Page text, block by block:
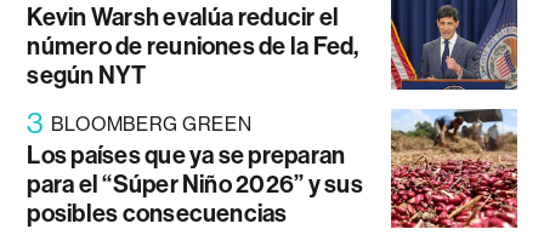
Kevin Warsh evalúa reducir el
número de reuniones de la Fed,
según NYT
3 BLOOMBERG GREEN
Los países que ya se preparan
para el “Súper Niño 2026” y sus
posibles consecuencias